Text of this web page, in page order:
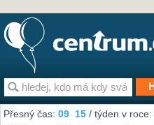
Přesný čas:09 15 / týden v